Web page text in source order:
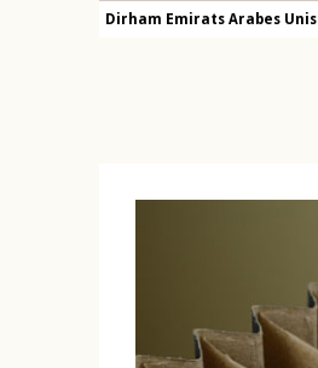
Dirham Emirats Arabes Unis